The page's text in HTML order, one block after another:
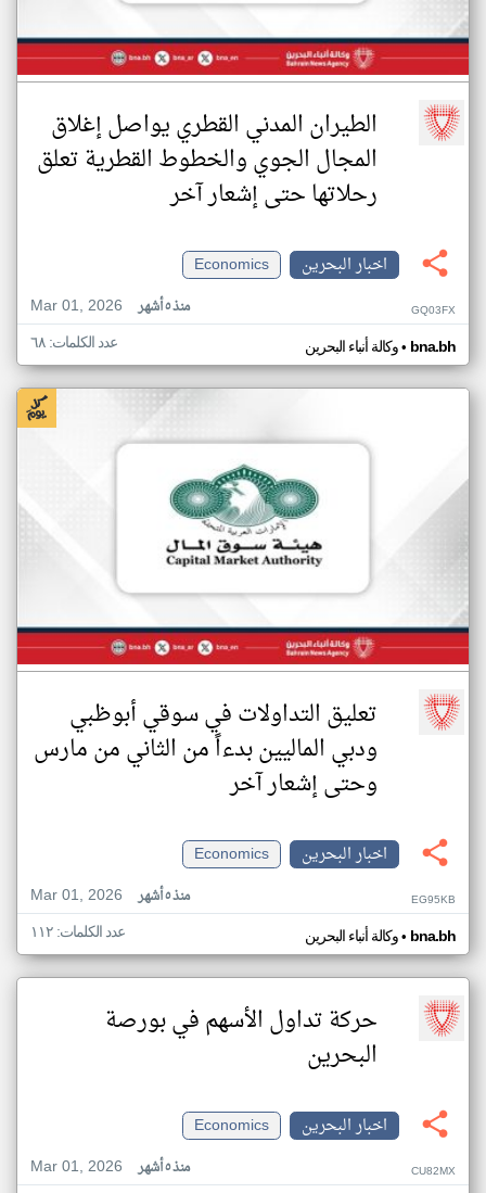
الطيران المدني القطري يواصل إغلاق
المجال الجوي والخطوط القطرية تعلق
رحلاتها حتى إشعار آخر
اخبار البحرين
Economics
Mar 01, 2026
منذ ٥ أشهر GQ03FX
وكالة أنباء البحرين• bna.bh عدد الكلمات: ٦٨
تعليق التداولات في سوقي أبوظبي
ودبي الماليين بدءاً من الثاني من مارس
وحتى إشعار آخر
اخبار البحرين
Economics
Mar 01, 2026
منذ ٥ أشهر EG95KB
وكالة أنباء البحرين• bna.bh عدد الكلمات: ١١٢
حركة تداول الأسهم في بورصة
البحرين
اخبار البحرين
Economics
Mar 01, 2026
منذ ٥ أشهر CU82MX